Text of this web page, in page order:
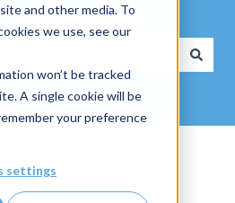
and other media. To
we use, see our
won’t be tracked
A single cookie will be
your preference
settings
helfen?
da das Suchfeld leer ist.
Group